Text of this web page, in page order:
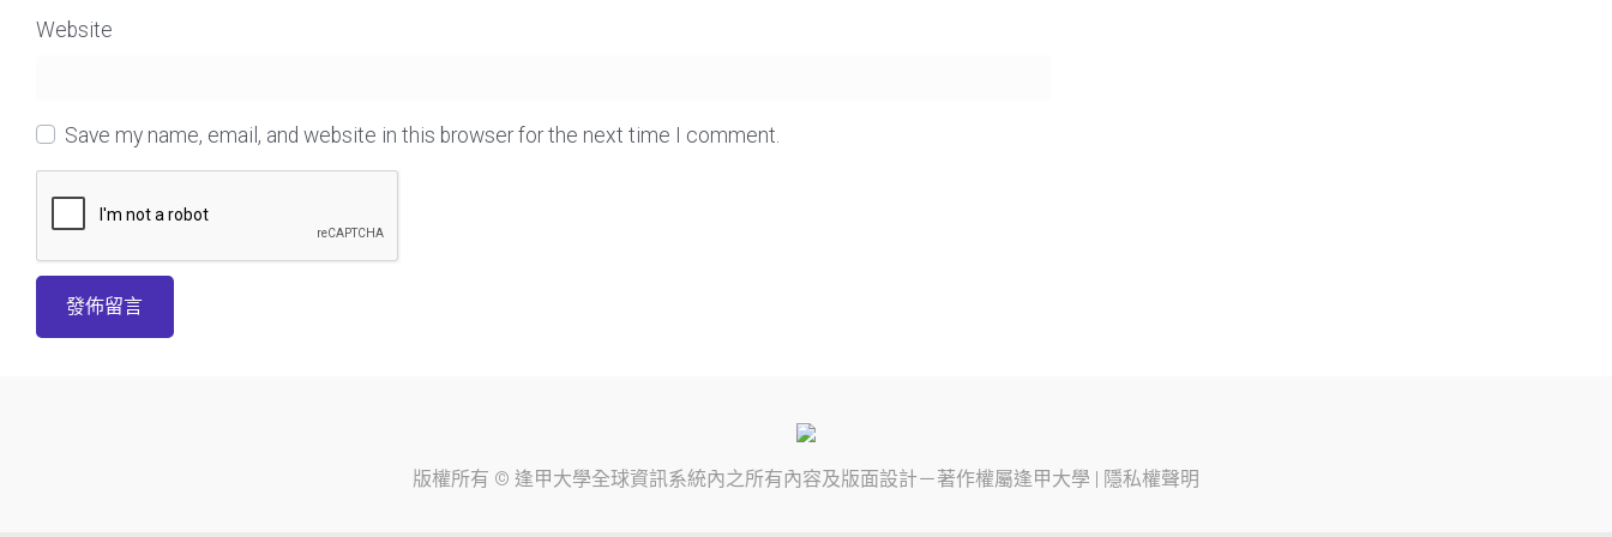
Website
Save my name, email, and website in this browser for the next time I comment.
版權所有 © 逢甲大學全球資訊系統內之所有內容及版面設計－著作權屬逢甲大學 隱私權聲明